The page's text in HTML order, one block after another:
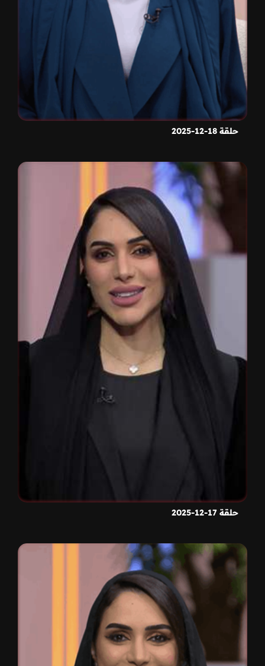
حلقة 18-12-2025
حلقة 17-12-2025